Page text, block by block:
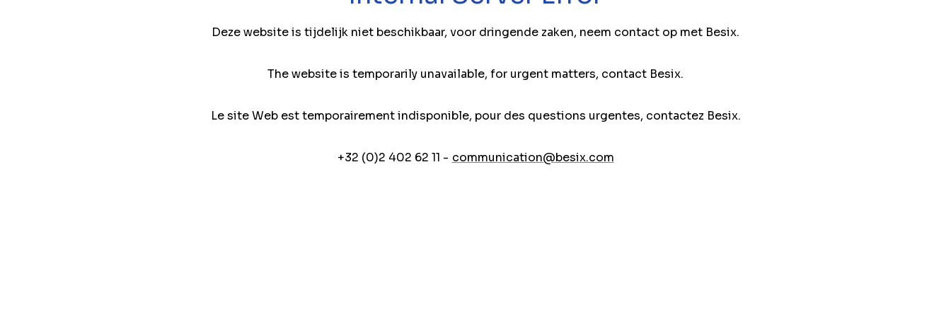
Deze website is tijdelijk niet beschikbaar, voor dringende zaken, neem contact op met Besix.
The website is temporarily unavailable, for urgent matters, contact Besix.
Le site Web est temporairement indisponible, pour des questions urgentes, contactez Besix.
+32 (0)2 402 62 11 - communication@besix.com